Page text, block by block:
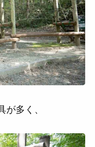
多く、